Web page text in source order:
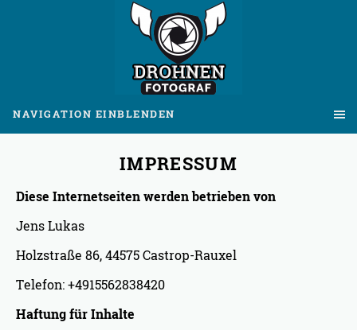
NAVIGATION EINBLENDEN
IMPRESSUM
Diese Internetseiten werden betrieben von
Jens Lukas
Holzstraße 86, 44575 Castrop-Rauxel
Telefon: +4915562838420
Haftung für Inhalte